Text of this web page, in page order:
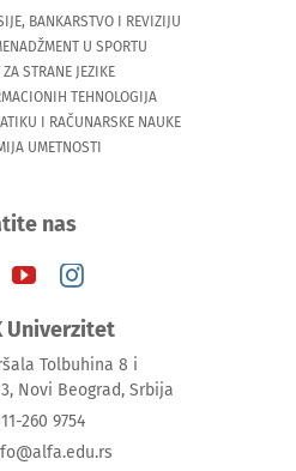
BANKARSTVO I REVIZIJU
U SPORTU
ZA STRANE JEZIKE
TEHNOLOGIJA
I RAČUNARSKE NAUKE
UMETNOSTI
nas
Univerzitet
Tolbuhina 8 i
Novi Beograd, Srbija
260 9754